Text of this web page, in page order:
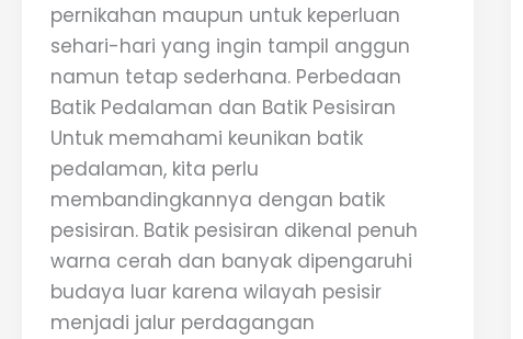
pernikahan maupun untuk keperluan
sehari-hari yang ingin tampil anggun
namun tetap sederhana. Perbedaan
Batik Pedalaman dan Batik Pesisiran
Untuk memahami keunikan batik
pedalaman, kita perlu
membandingkannya dengan batik
pesisiran. Batik pesisiran dikenal penuh
warna cerah dan banyak dipengaruhi
budaya luar karena wilayah pesisir
menjadi jalur perdagangan